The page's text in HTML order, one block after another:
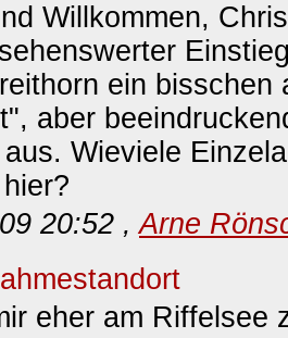
Willkommen,
ein bisschen
aber
Wieviele
20:52 ,Arne
eher am Riffelsee